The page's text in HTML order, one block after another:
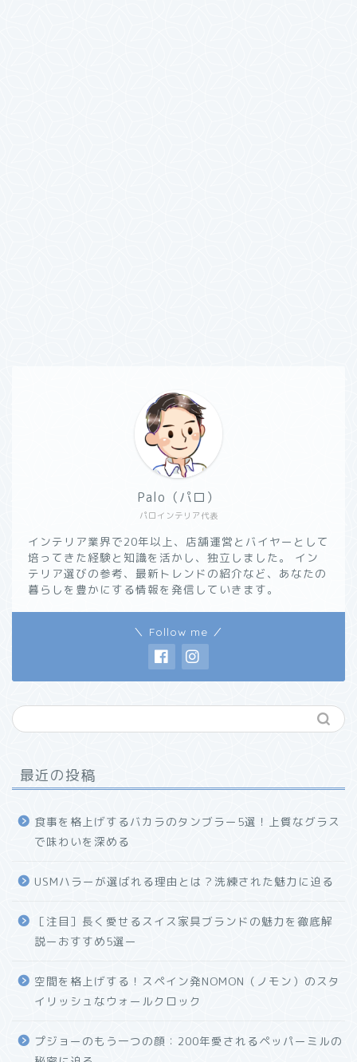
パロインテリア代表
Palo（パロ）
インテリア業界で20年以上、店舗運営とバイヤーとして
培ってきた経験と知識を活かし、独立しました。 イン
テリア選びの参考、最新トレンドの紹介など、あなたの
暮らしを豊かにする情報を発信していきます。
＼ Follow me ／
最近の投稿
食事を格上げするバカラのタンブラー5選！上質なグラス
で味わいを深める
USMハラーが選ばれる理由とは？洗練された魅力に迫る
［注目］長く愛せるスイス家具ブランドの魅力を徹底解
説ーおすすめ5選ー
空間を格上げする！スペイン発NOMON（ノモン）のスタ
イリッシュなウォールクロック
プジョーのもう一つの顔：200年愛されるペッパーミルの